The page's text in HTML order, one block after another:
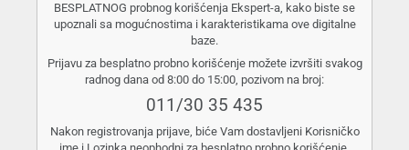
BESPLATNOG probnog korišćenja Ekspert-a, kako biste se
upoznali sa mogućnostima i karakteristikama ove digitalne
baze.
Prijavu za besplatno probno korišćenje možete izvršiti svakog
radnog dana od 8:00 do 15:00, pozivom na broj:
011/30 35 435
Nakon registrovanja prijave, biće Vam dostavljeni Korisničko